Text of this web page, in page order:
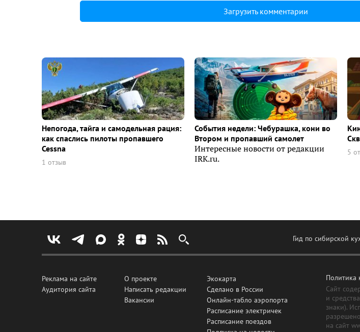
Загрузить комментарии
Непогода, тайга и самодельная рация:
как спаслись пилоты пропавшего
Cessna
1 отзыв
События недели: Чебурашка, кони во
Втором и пропавший самолет
Интересные новости от редакции
IRK.ru.
5
Гид по сибирской
Реклама на сайте
Аудитория сайта
О проекте
Написать редакции
Вакансии
Экокарта
Сделано в России
Онлайн-табло аэропорта
Расписание электричек
Расписание поездов
Политика
Сайт
и
знаки).
на сайт